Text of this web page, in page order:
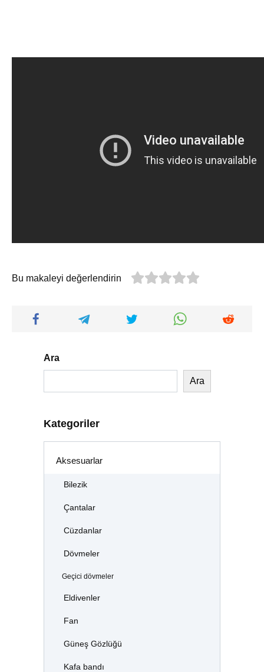
Bu makaleyi değerlendirin
Ara
Ara
Kategoriler
Aksesuarlar
Bilezik
Çantalar
Cüzdanlar
Dövmeler
Geçici dövmeler
Eldivenler
Fan
Güneş Gözlüğü
Kafa bandı